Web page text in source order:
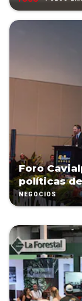
Foro
políticas
NEGOCIOS